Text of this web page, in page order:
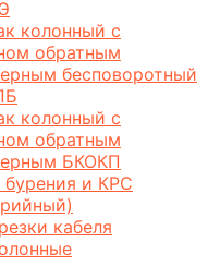
колонный с
обратным
бесповоротный
колонный с
обратным
БКОКП
бурения и КРС
кабеля